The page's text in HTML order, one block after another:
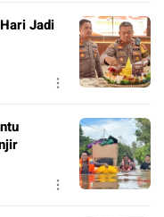
Jadi